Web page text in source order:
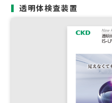
透明体検査装置